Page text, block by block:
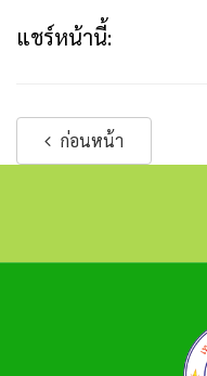
แชร์หน้านี้:
ก่อนหน้า